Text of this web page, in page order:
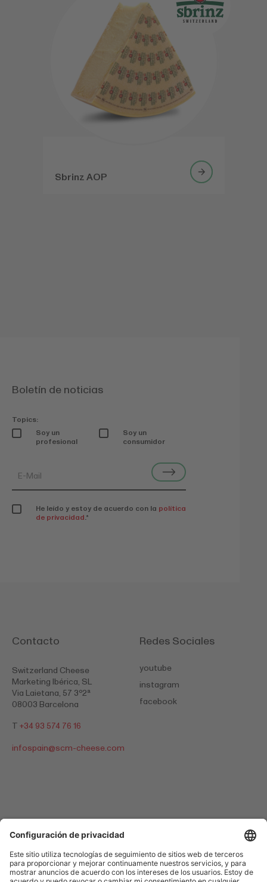
Sbrinz AOP
Boletín de noticias
Topics:
Soy un
profesional
Soy un
consumidor
He leído y estoy de acuerdo con la política
de privacidad.*
Contacto
Switzerland Cheese
Marketing Ibérica, SL
Via Laietana, 57 3º2ª
08003 Barcelona
T +34 93 574 76 16
infospain@scm-cheese.com
Redes Sociales
youtube
instagram
facebook